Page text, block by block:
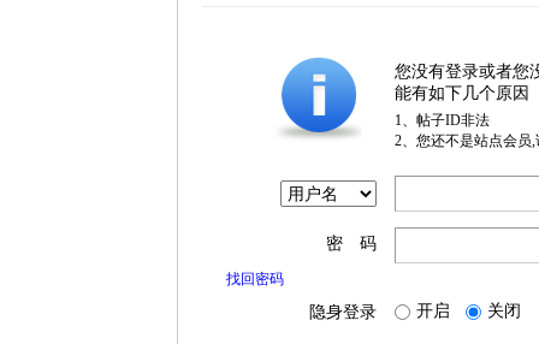
您没有登录或者您
能有如下几个原因
1、帖子ID非法
2、您还不是站点会员
密 码
找回密码
隐身登录 开启 关闭